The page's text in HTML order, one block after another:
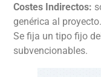
Costes Indirectos:
genérica al proyecto.
Se fija un tipo fijo
subvencionables.